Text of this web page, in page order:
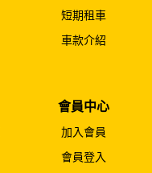
短期租車
車款介紹
會員中心
加入會員
會員登入